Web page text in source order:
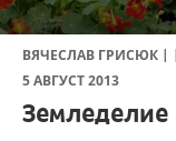
ВЯЧЕСЛАВ ГРИСЮК | |
5 АВГУСТ 2013
Земледелие